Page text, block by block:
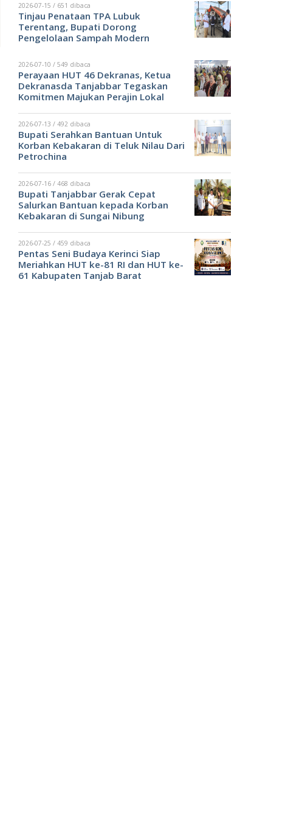
2026-07-15 / 651 dibaca
Tinjau Penataan TPA Lubuk
Terentang, Bupati Dorong
Pengelolaan Sampah Modern
2026-07-10 / 549 dibaca
Perayaan HUT 46 Dekranas, Ketua
Dekranasda Tanjabbar Tegaskan
Komitmen Majukan Perajin Lokal
2026-07-13 / 492 dibaca
Bupati Serahkan Bantuan Untuk
Korban Kebakaran di Teluk Nilau Dari
Petrochina
2026-07-16 / 468 dibaca
Bupati Tanjabbar Gerak Cepat
Salurkan Bantuan kepada Korban
Kebakaran di Sungai Nibung
2026-07-25 / 459 dibaca
Pentas Seni Budaya Kerinci Siap
Meriahkan HUT ke-81 RI dan HUT ke-
61 Kabupaten Tanjab Barat